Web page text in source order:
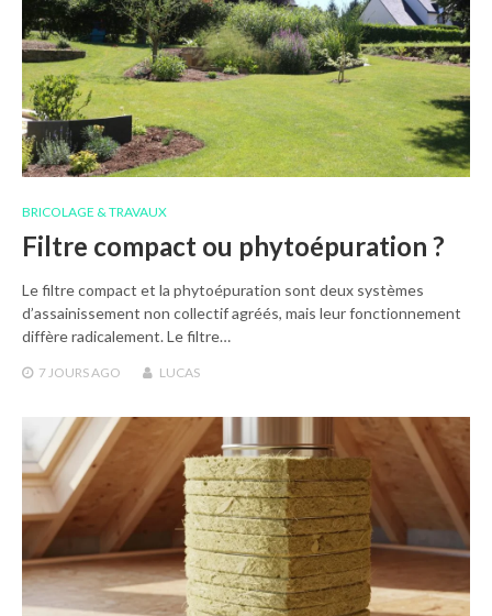
BRICOLAGE & TRAVAUX
Filtre compact ou phytoépuration ?
Le filtre compact et la phytoépuration sont deux systèmes
d’assainissement non collectif agréés, mais leur fonctionnement
diffère radicalement. Le filtre…
7 JOURS AGO LUCAS